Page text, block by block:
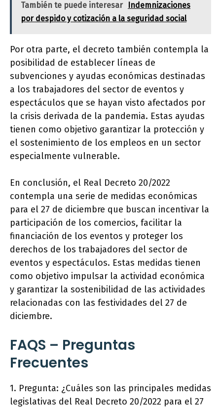
También te puede interesar
Indemnizaciones
por despido y cotización a la seguridad social
Por otra parte, el decreto también contempla la
posibilidad de establecer líneas de
subvenciones y ayudas económicas destinadas
a los trabajadores del sector de eventos y
espectáculos que se hayan visto afectados por
la crisis derivada de la pandemia. Estas ayudas
tienen como objetivo garantizar la protección y
el sostenimiento de los empleos en un sector
especialmente vulnerable.
En conclusión, el Real Decreto 20/2022
contempla una serie de medidas económicas
para el 27 de diciembre que buscan incentivar la
participación de los comercios, facilitar la
financiación de los eventos y proteger los
derechos de los trabajadores del sector de
eventos y espectáculos. Estas medidas tienen
como objetivo impulsar la actividad económica
y garantizar la sostenibilidad de las actividades
relacionadas con las festividades del 27 de
diciembre.
FAQS – Preguntas
Frecuentes
1. Pregunta: ¿Cuáles son las principales medidas
legislativas del Real Decreto 20/2022 para el 27